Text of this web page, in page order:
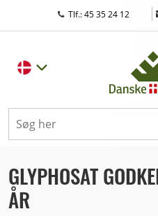
Tlf.: 45 35 24 12 |
GLYPHOSAT
ÅR